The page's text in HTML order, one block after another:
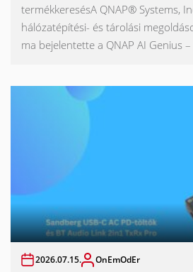
termékkeresésA QNAP® Systems,
hálózatépítési- és tárolási
ma bejelentette a QNAP AI Genius –
2026.07.15. OnEmOdEr